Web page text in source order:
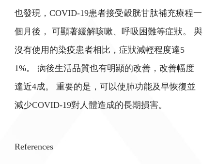
也發現，COVID-19患者接受穀胱甘肽補充療程一
個月後， 可顯著緩解咳嗽、呼吸困難等症狀。 與
沒有使用的染疫患者相比，症狀減輕程度達5
1%。 病後生活品質也有明顯的改善，改善幅度
達近4成。 重要的是，可以使肺功能及早恢復並
減少COVID-19對人體造成的長期損害。
References